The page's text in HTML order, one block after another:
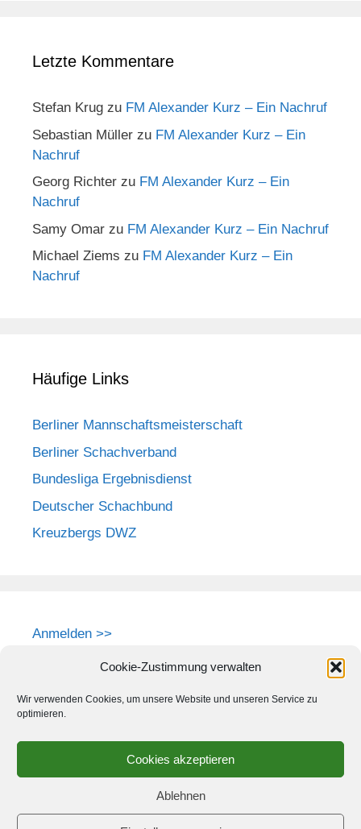
Cookie-Zustimmung verwalten
Wir verwenden Cookies, um unsere Website und unseren Service zu
optimieren.
Cookies akzeptieren
Ablehnen
Letzte Kommentare
Stefan Krug zu FM Alexander Kurz – Ein Nachruf
Sebastian Müller zu FM Alexander Kurz – Ein
Nachruf
Georg Richter zu FM Alexander Kurz – Ein
Nachruf
Samy Omar zu FM Alexander Kurz – Ein Nachruf
Michael Ziems zu FM Alexander Kurz – Ein
Nachruf
Häufige Links
Berliner Mannschaftsmeisterschaft
Berliner Schachverband
Bundesliga Ergebnisdienst
Deutscher Schachbund
Kreuzbergs DWZ
Anmelden >>